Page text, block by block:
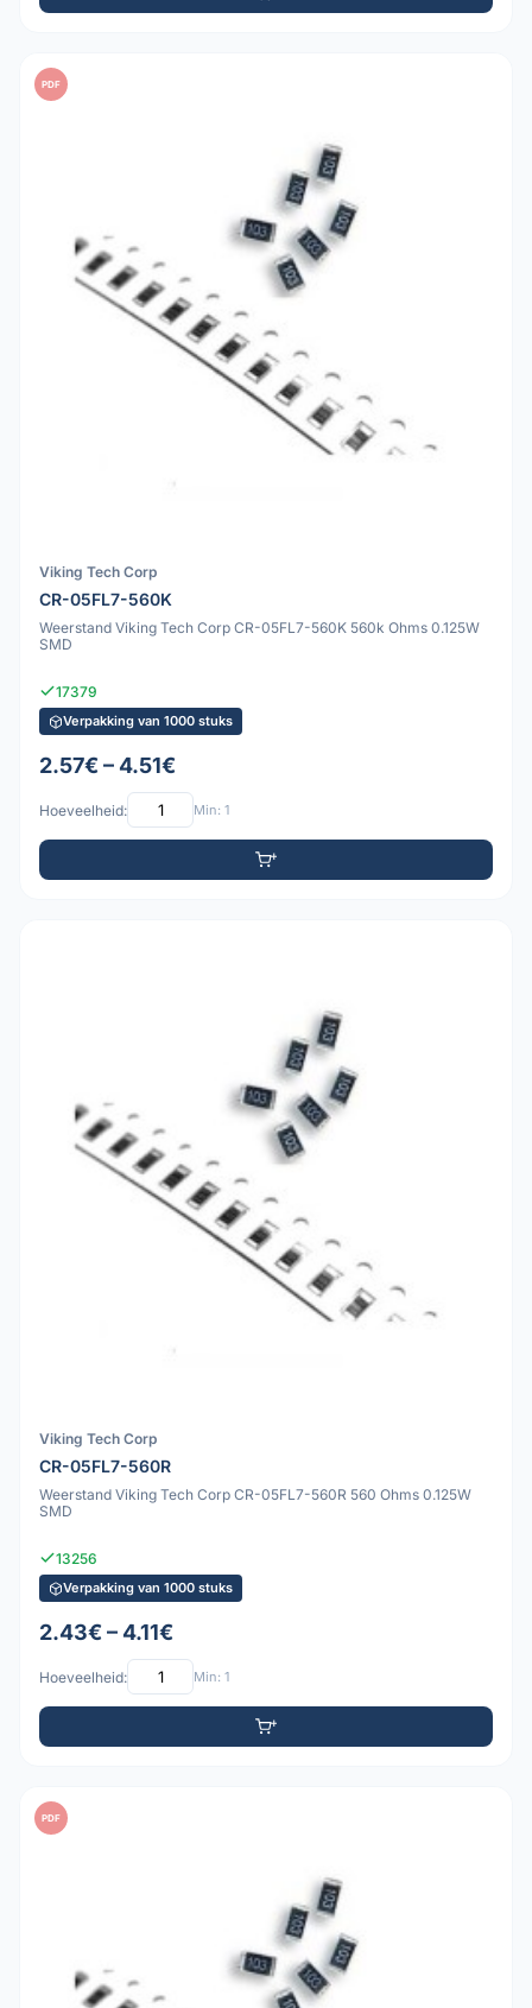
PDF
Viking Tech Corp
CR-05FL7-560K
Weerstand Viking Tech Corp CR-05FL7-560K 560k Ohms 0.125W
SMD
17379
Verpakking van 1000 stuks
2.57€ – 4.51€
Hoeveelheid: Min: 1
Viking Tech Corp
CR-05FL7-560R
Weerstand Viking Tech Corp CR-05FL7-560R 560 Ohms 0.125W
SMD
13256
Verpakking van 1000 stuks
2.43€ – 4.11€
Hoeveelheid: Min: 1
PDF